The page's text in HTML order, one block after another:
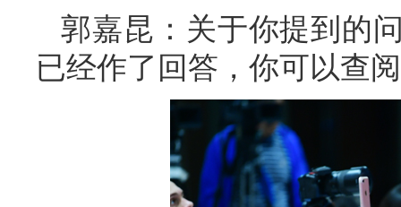
郭嘉昆：关于你提到的
已经作了回答，你可以查